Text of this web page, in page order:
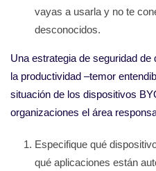
vayas a usarla y no te
desconocidos.
Una estrategia de seguridad
la productividad –temor
situación de los dispositivos
organizaciones el área
Especifique qué
qué aplicaciones están